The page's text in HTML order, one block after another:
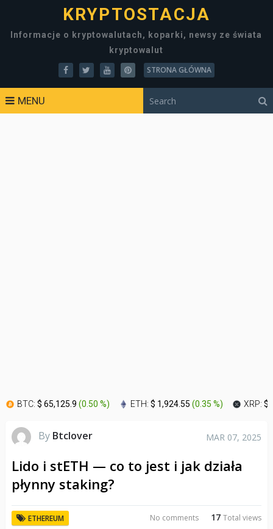
KRYPTOSTACJA
Informacje o kryptowalutach, koparki, newsy ze świata
kryptowalut
STRONA GŁÓWNA
MENU
BTC: $ 65,125.9 (0.50 %) ETH: $ 1,924.55 (0.35 %) XRP: $
By Btclover MAR 07, 2025
Lido i stETH — co to jest i jak działa
płynny staking?
ETHEREUM 17Total views
No comments